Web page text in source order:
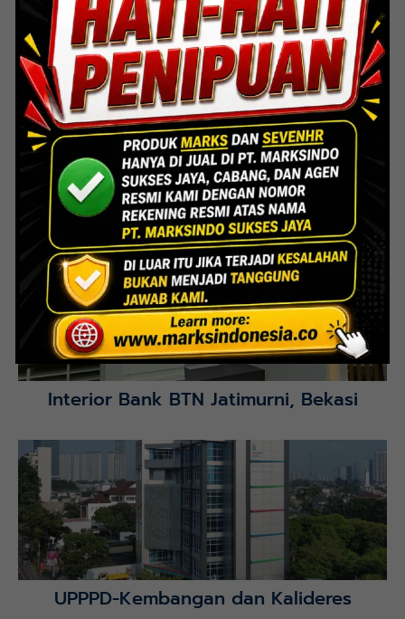
Lihat Detail Proyek
Indoor Multifunction Stadium (FIBA)
Senayan
Lihat Detail Proyek
Interior Bank BTN Jatimurni, Bekasi
Lihat Detail Proyek
UPPPD-Kembangan dan Kalideres